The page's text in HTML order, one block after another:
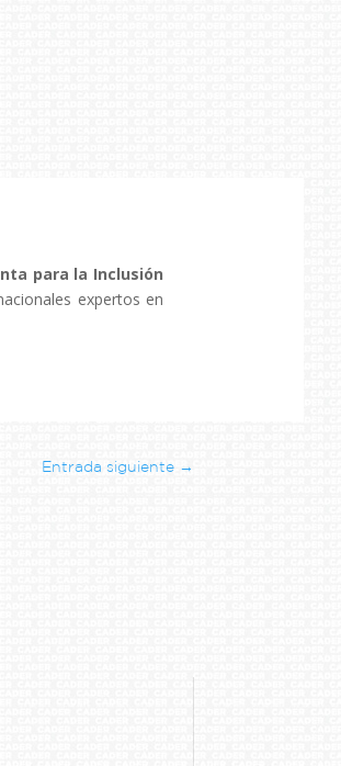
para la Inclusión
expertos en
Entrada siguiente→